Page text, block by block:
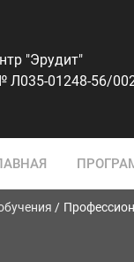
"Эрудит"
Л035-01248-56/